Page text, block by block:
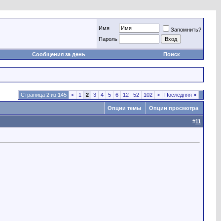
Имя
Запомнить?
Пароль
Сообщения за день Поиск
Страница 2 из 145 < 1 2 3 4 5 6 12 52 102 > Последняя »
Опции темы Опции просмотра
#11